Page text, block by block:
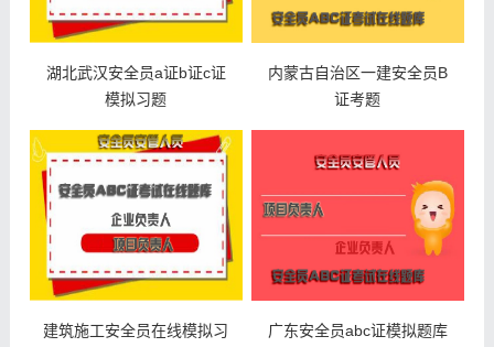
湖北武汉安全员a证b证c证
模拟习题
内蒙古自治区一建安全员B
证考题
建筑施工安全员在线模拟习
广东安全员abc证模拟题库